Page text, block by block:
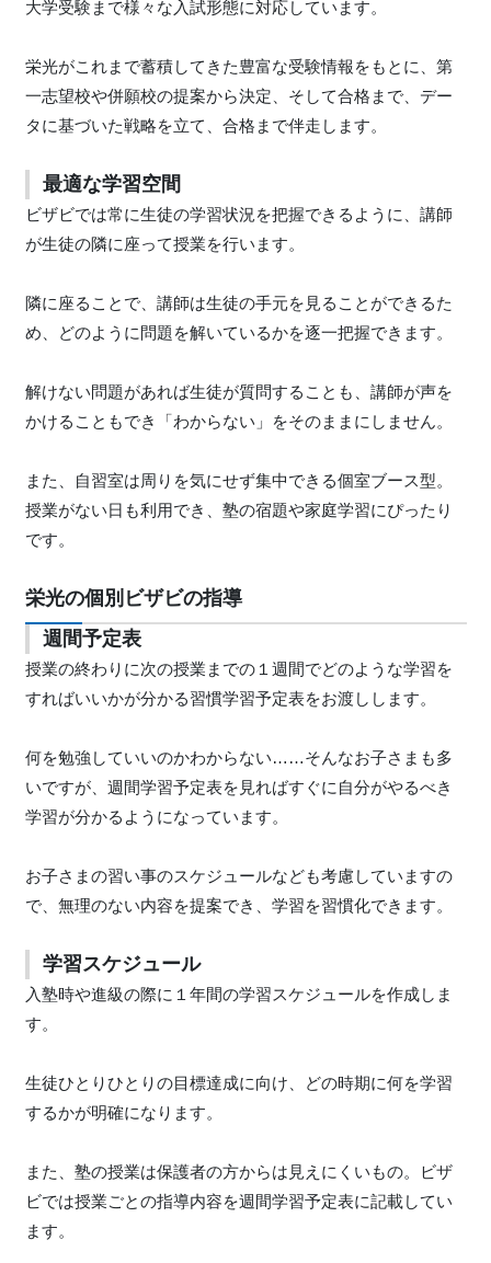
大学受験まで様々な入試形態に対応しています。
栄光がこれまで蓄積してきた豊富な受験情報をもとに、第
一志望校や併願校の提案から決定、そして合格まで、デー
タに基づいた戦略を立て、合格まで伴走します。
最適な学習空間
ビザビでは常に生徒の学習状況を把握できるように、講師
が生徒の隣に座って授業を行います。
隣に座ることで、講師は生徒の手元を見ることができるた
め、どのように問題を解いているかを逐一把握できます。
解けない問題があれば生徒が質問することも、講師が声を
かけることもでき「わからない」をそのままにしません。
また、自習室は周りを気にせず集中できる個室ブース型。
授業がない日も利用でき、塾の宿題や家庭学習にぴったり
です。
栄光の個別ビザビの指導
週間予定表
授業の終わりに次の授業までの１週間でどのような学習を
すればいいかが分かる習慣学習予定表をお渡しします。
何を勉強していいのかわからない……そんなお子さまも多
いですが、週間学習予定表を見ればすぐに自分がやるべき
学習が分かるようになっています。
お子さまの習い事のスケジュールなども考慮していますの
で、無理のない内容を提案でき、学習を習慣化できます。
学習スケジュール
入塾時や進級の際に１年間の学習スケジュールを作成しま
す。
生徒ひとりひとりの目標達成に向け、どの時期に何を学習
するかが明確になります。
また、塾の授業は保護者の方からは見えにくいもの。ビザ
ビでは授業ごとの指導内容を週間学習予定表に記載してい
ます。